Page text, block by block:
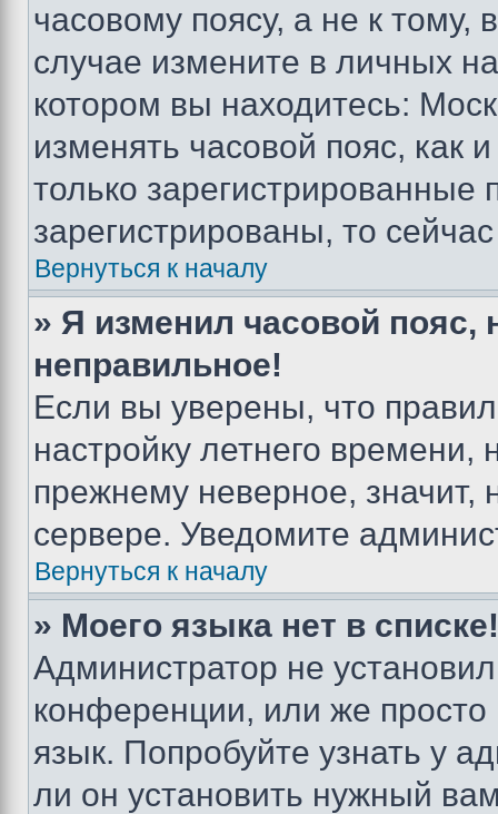
часовому поясу, а не к тому,
случае измените в личных
котором вы находитесь:
изменять часовой пояс, как
только
зарегистрированы, то
Вернуться к началу
» Я изменил часовой пояс,
неправильное!
Если вы уверены, что
настройку летнего
прежнему неверное, значит,
сервере. Уведомите
Вернуться к началу
» Моего языка нет в списке!
Администратор не
конференции, или же
язык. Попробуйте узнать у
ли он установить нужный